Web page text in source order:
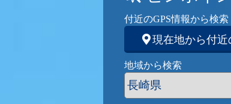
付近のGPS情報から検索
現在地から付
地域から検索